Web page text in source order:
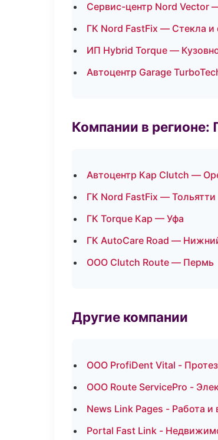
Сервис-центр Nord Vector
ГК Nord FastFix — Стекла и
ИП Hybrid Torque —
Автоцентр Garage
Компании в
Автоцентр Кар Clutch —
ГК Nord FastFix — Тольятти
ГК Torque Кар — Уфа
ГК AutoCare Road —
ООО Clutch Route — Пермь
Другие компании
ООО ProfiDent Vital -
ООО Route ServicePro -
News Link Pages - Работа
Portal Fast Link -